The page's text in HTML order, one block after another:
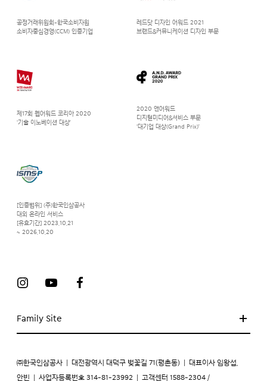
Family Site
공정거래위원회-한국소비자원
소비자중심경영(CCM) 인증기업
레드닷 디자인 어워드 2021
브랜드&커뮤니케이션 디자인 부문
제17회 웹어워드 코리아 2020
‘기술 이노베이션 대상’
2020 앤어워드
디지털미디어&서비스 부문
‘대기업 대상(Grand Prix)’
[인증범위] (주)한국인삼공사
대외 온라인 서비스
[유효기간] 2023.10.21
~ 2026.10.20
㈜한국인삼공사 대전광역시 대덕구 벚꽃길 71(평촌동) 대표이사 임왕섭,
안빈 사업자등록번호 314-81-23992 고객센터 1588-2304 /